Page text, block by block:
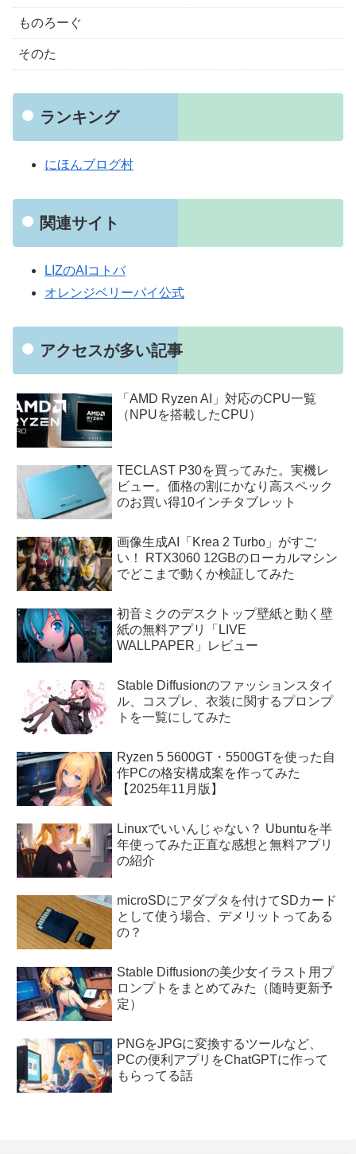
ものろーぐ
そのた
ランキング
にほんブログ村
関連サイト
LIZのAIコトバ
オレンジベリーパイ公式
アクセスが多い記事
「AMD Ryzen AI」対応のCPU一覧
（NPUを搭載したCPU）
TECLAST P30を買ってみた。実機レ
ビュー。価格の割にかなり高スペック
のお買い得10インチタブレット
画像生成AI「Krea 2 Turbo」がすご
い！ RTX3060 12GBのローカルマシン
でどこまで動くか検証してみた
初音ミクのデスクトップ壁紙と動く壁
紙の無料アプリ「LIVE
WALLPAPER」レビュー
Stable Diffusionのファッションスタイ
ル、コスプレ、衣装に関するプロンプ
トを一覧にしてみた
Ryzen 5 5600GT・5500GTを使った自
作PCの格安構成案を作ってみた
【2025年11月版】
Linuxでいいんじゃない？ Ubuntuを半
年使ってみた正直な感想と無料アプリ
の紹介
microSDにアダプタを付けてSDカード
として使う場合、デメリットってある
の？
Stable Diffusionの美少女イラスト用プ
ロンプトをまとめてみた（随時更新予
定）
PNGをJPGに変換するツールなど、
PCの便利アプリをChatGPTに作って
もらってる話